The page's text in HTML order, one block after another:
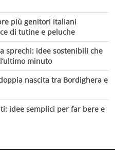
più genitori italiani
di tutine e peluche
sprechi: idee sostenibili che
minuto
nascita tra Bordighera e
idee semplici per far bere e